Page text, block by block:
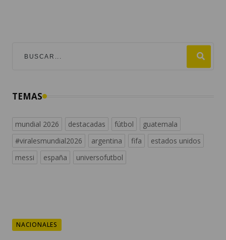
TEMAS
mundial 2026 destacadas fútbol
guatemala
#viralesmundial2026
argentina fifa
estados unidos
messi
españa universofutbol
NACIONALES